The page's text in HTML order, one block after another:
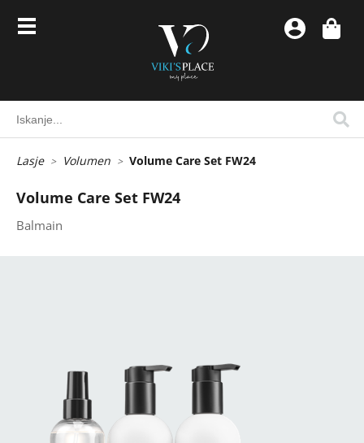
Lasje Volumen Volume Care Set FW24
Volume Care Set FW24
Balmain